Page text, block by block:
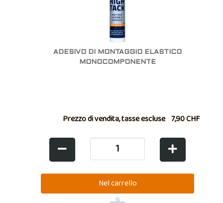
ADESIVO DI MONTAGGIO ELASTICO
MONOCOMPONENTE
Prezzo di vendita, tasse escluse 7,90 CHF